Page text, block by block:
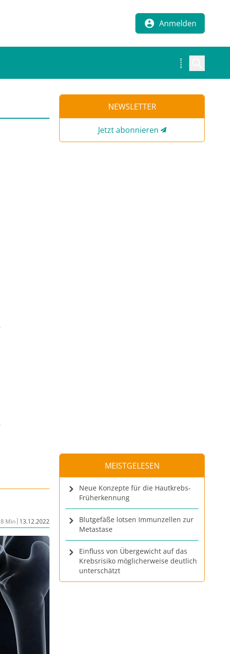
Anmelden
8 Min| 13.12.2022
NEWSLETTER
Jetzt abonnieren
MEISTGELESEN
Neue Konzepte für die Hautkrebs-
Früherkennung
Blutgefäße lotsen Immunzellen zur
Metastase
Einfluss von Übergewicht auf das
Krebsrisiko möglicherweise deutlich
unterschätzt